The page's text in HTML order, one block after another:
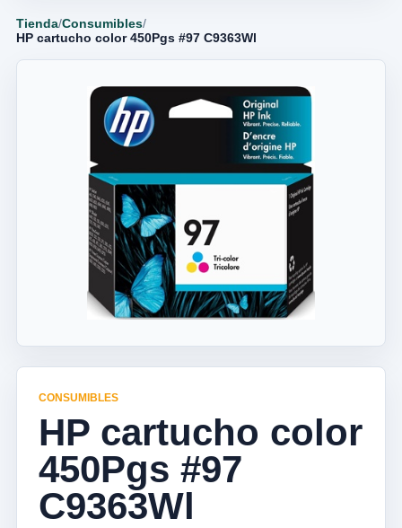
Tienda/Consumibles/
HP cartucho color 450Pgs #97 C9363Wl
CONSUMIBLES
HP cartucho color
450Pgs #97
C9363Wl